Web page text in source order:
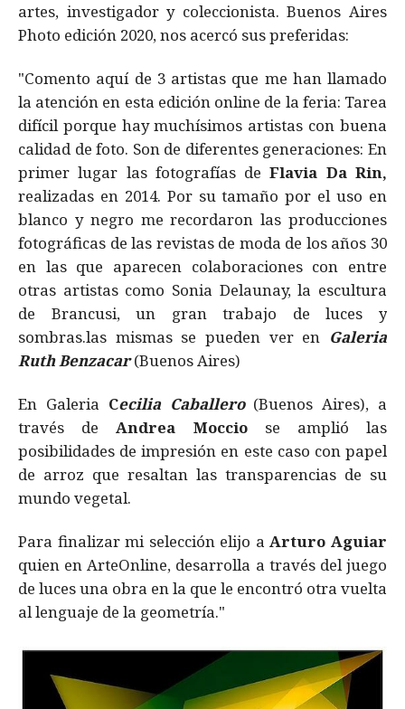
artes, investigador y coleccionista. Buenos Aires
Photo edición 2020, nos acercó sus preferidas:
"Comento aquí de 3 artistas que me han llamado
la atención en esta edición online de la feria: Tarea
difícil porque hay muchísimos artistas con buena
calidad de foto. Son de diferentes generaciones: En
primer lugar las fotografías deFlavia Da Rin,
realizadas en 2014. Por su tamaño por el uso en
blanco y negro me recordaron las producciones
fotográficas de las revistas de moda de los años 30
en las que aparecen colaboraciones con entre
otras artistas como Sonia Delaunay, la escultura
de Brancusi, un gran trabajo de luces y
sombras.las mismas se pueden ver en Galeria
Ruth Benzacar(Buenos Aires)
En Galeria Cecilia Caballero(Buenos Aires), a
través deAndrea Mocciose amplió las
posibilidades de impresión en este caso con papel
de arroz que resaltan las transparencias de su
mundo vegetal.
Para finalizar mi selección elijo aArturo Aguiar
quien en ArteOnline, desarrolla a través del juego
de luces una obra en la que le encontró otra vuelta
al lenguaje de la geometría."